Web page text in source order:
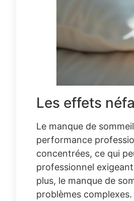
Les effets
Le manque de
performance
concentrées, ce qui
professionnel
plus, le manque de
problèmes complexes.